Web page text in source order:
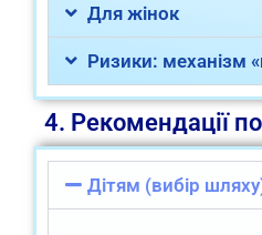
Для жінок
Ризики: механізм
4. Рекомендації
Дітям (вибір